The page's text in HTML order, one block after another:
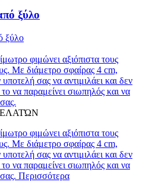
ξύλο
φιμώνει αξιόπιστα τους
Με διάμετρο σφαίρας 4 cm,
σας να αντιμιλάει και δεν
να παραμείνει σιωπηλός και να
φιμώνει αξιόπιστα τους
Με διάμετρο σφαίρας 4 cm,
σας να αντιμιλάει και δεν
να παραμείνει σιωπηλός και να
Περισσότερα